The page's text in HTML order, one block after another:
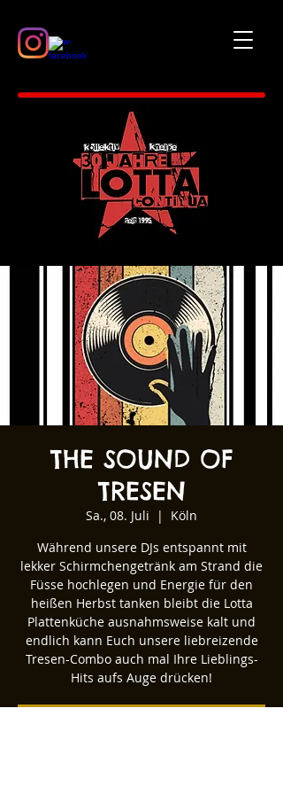
THE SOUND OF
TRESEN
Sa., 08. Juli
  |
Köln
Während unsere DJs entspannt mit
lekker Schirmchengetränk am Strand die
Füsse hochlegen und Energie für den
heißen Herbst tanken bleibt die Lotta
Plattenküche ausnahmsweise kalt und
endlich kann Euch unsere liebreizende
Tresen-Combo auch mal Ihre Lieblings-
Hits aufs Auge drücken!